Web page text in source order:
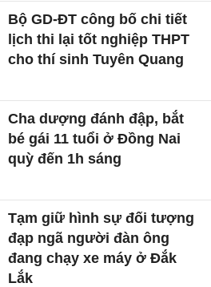
Bộ GD-ĐT công bố chi tiết
lịch thi lại tốt nghiệp THPT
cho thí sinh Tuyên Quang
Cha dượng đánh đập, bắt
bé gái 11 tuổi ở Đồng Nai
quỳ đến 1h sáng
Tạm giữ hình sự đối tượng
đạp ngã người đàn ông
đang chạy xe máy ở Đắk
Lắk